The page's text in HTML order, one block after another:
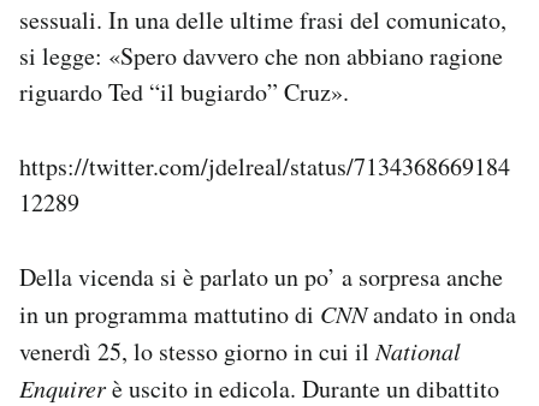
sessuali. In una delle ultime frasi del comunicato,
si legge: «Spero davvero che non abbiano ragione
riguardo Ted “il bugiardo” Cruz».
https://twitter.com/jdelreal/status/7134368669184
12289
Della vicenda si è parlato un po’ a sorpresa anche
in un programma mattutino di CNNandato in onda
venerdì 25, lo stesso giorno in cui ilNational
Enquirerè uscito in edicola. Durante un dibattito